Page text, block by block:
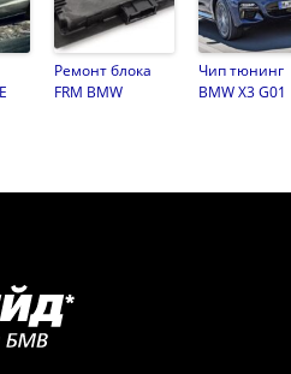
Ремонт блока
FRM BMW
Чип тюнинг
BMW X3 G01